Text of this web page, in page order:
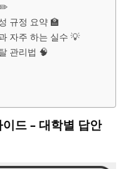
✏️
규정 요약 🏫
자주 하는 실수 💡
관리법 🧠
드 – 대학별 답안